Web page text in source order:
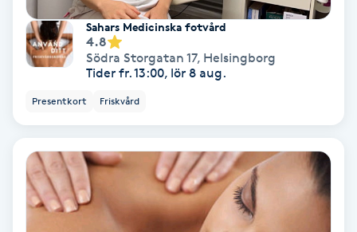
Spa
Spa manikyr & pedikyr
Spa-manikyr
Spa-pedikyr
Spraytan
Sahars Medicinska fotvård
4.8
Södra Storgatan 17, Helsingborg
Tider fr. 13:00, lör 8 aug.
Presentkort Friskvård